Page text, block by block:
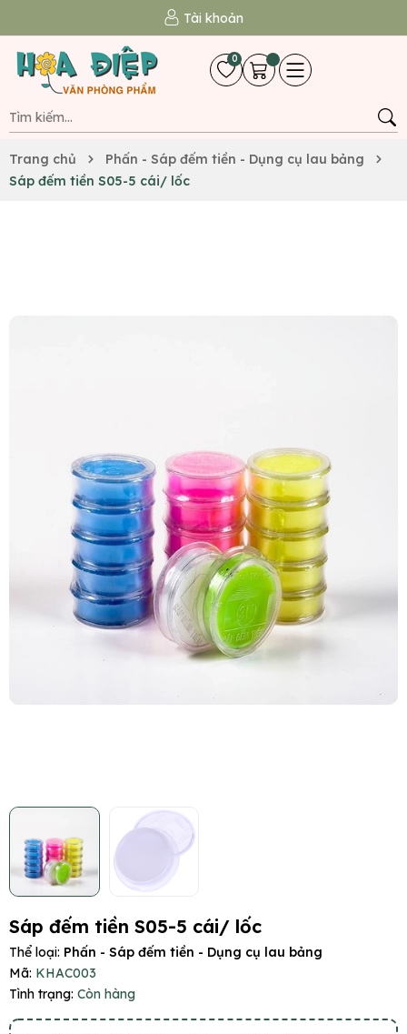
Tài khoản
0
Trang chủ
Phấn - Sáp đếm tiền - Dụng cụ lau bảng
Sáp đếm tiền S05-5 cái/ lốc
Sáp đếm tiền S05-5 cái/ lốc
Thể loại: Phấn - Sáp đếm tiền - Dụng cụ lau bảng
Mã: KHAC003
Tình trạng: Còn hàng